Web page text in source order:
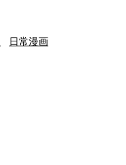
日常漫画